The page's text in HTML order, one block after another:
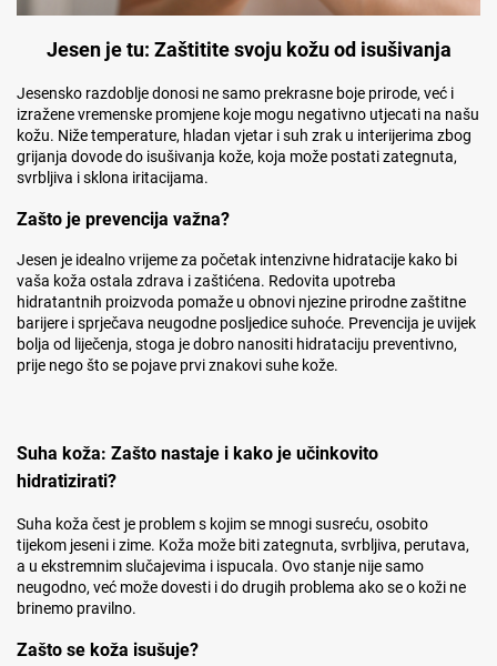
Jesen je tu: Zaštitite svoju kožu od isušivanja
Jesensko razdoblje donosi ne samo prekrasne boje prirode, već i
izražene vremenske promjene koje mogu negativno utjecati na našu
kožu. Niže temperature, hladan vjetar i suh zrak u interijerima zbog
grijanja dovode do isušivanja kože, koja može postati zategnuta,
svrbljiva i sklona iritacijama.
Zašto je prevencija važna?
Jesen je idealno vrijeme za početak intenzivne hidratacije kako bi
vaša koža ostala zdrava i zaštićena. Redovita upotreba
hidratantnih proizvoda pomaže u obnovi njezine prirodne zaštitne
barijere i sprječava neugodne posljedice suhoće. Prevencija je uvijek
bolja od liječenja, stoga je dobro nanositi hidrataciju preventivno,
prije nego što se pojave prvi znakovi suhe kože.
Suha koža: Zašto nastaje i kako je učinkovito
hidratizirati?
Suha koža čest je problem s kojim se mnogi susreću, osobito
tijekom jeseni i zime. Koža može biti zategnuta, svrbljiva, perutava,
a u ekstremnim slučajevima i ispucala. Ovo stanje nije samo
neugodno, već može dovesti i do drugih problema ako se o koži ne
brinemo pravilno.
Zašto se koža isušuje?